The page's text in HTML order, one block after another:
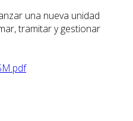
una nueva unidad
tramitar y gestionar